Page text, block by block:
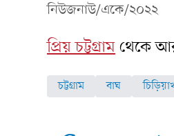
নিউজনাউ/একে/২০২২
প্রিয় চট্টগ্রামথেকে
চট্টগ্রাম বাঘ